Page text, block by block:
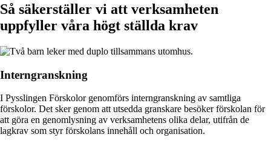
Så säkerställer vi att verksamheten
uppfyller våra högt ställda krav
Interngranskning
I Pysslingen Förskolor genomförs interngranskning av samtliga
förskolor. Det sker genom att utsedda granskare besöker förskolan för
att göra en genomlysning av verksamhetens olika delar, utifrån de
lagkrav som styr förskolans innehåll och organisation.